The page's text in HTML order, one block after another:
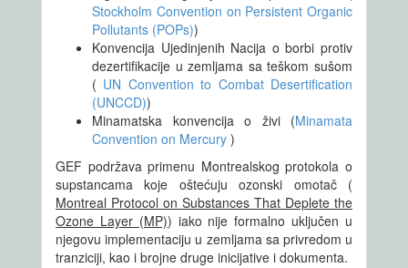
Stockholm Convention on Persistent Organic
Pollutants (POPs))
Konvencija Ujedinjenih Nacija o borbi protiv
dezertifikacije u zemljama sa teškom sušom
( UN Convention to Combat Desertification
(UNCCD))
Minamatska konvencija o živi (Minamata
Convention on Mercury )
GEF podržava primenu Montrealskog protokola o
supstancama koje oštećuju ozonski omotač (
Montreal Protocol on Substances That Deplete the
Ozone Layer (MP)) iako nije formalno uključen u
njegovu implementaciju u zemljama sa privredom u
tranziciji, kao i brojne druge inicijative i dokumenta.